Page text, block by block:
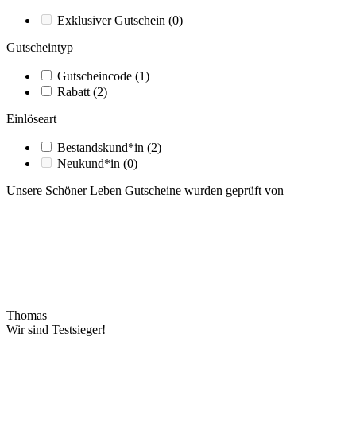
Exklusiver Gutschein (0)
Gutscheintyp
Gutscheincode (1)
Rabatt (2)
Einlöseart
Bestandskund*in (2)
Neukund*in (0)
Unsere Schöner Leben Gutscheine wurden geprüft von
Thomas
Wir sind Testsieger!